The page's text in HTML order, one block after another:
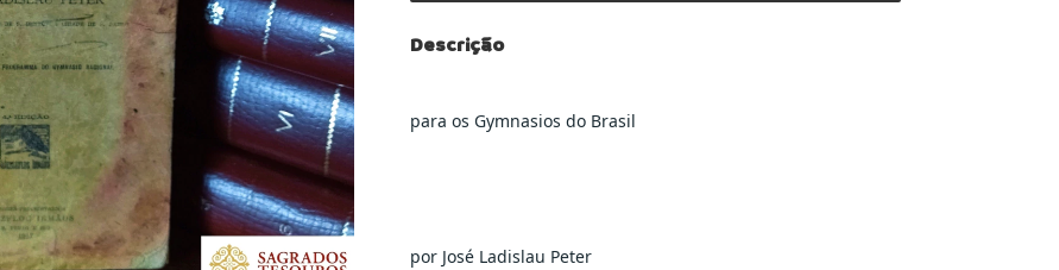
Descrição
para os Gymnasios do Brasil
por José Ladislau Peter